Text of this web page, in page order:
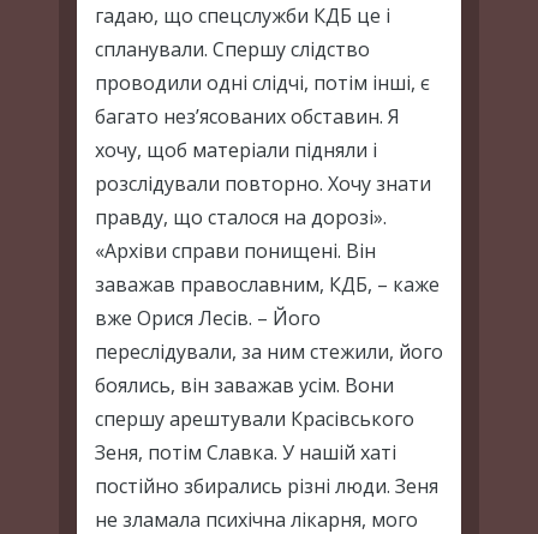
гадаю, що спецслужби КДБ це і
спланували. Спершу слідство
проводили одні слідчі, потім інші, є
багато нез’ясованих обставин. Я
хочу, щоб матеріали підняли і
розслідували повторно. Хочу знати
правду, що сталося на дорозі».
«Архіви справи понищені. Він
заважав православним, КДБ, – каже
вже Орися Лесів. – Його
переслідували, за ним стежили, його
боялись, він заважав усім. Вони
спершу арештували Красівського
Зеня, потім Славка. У нашій хаті
постійно збирались різні люди. Зеня
не зламала психічна лікарня, мого